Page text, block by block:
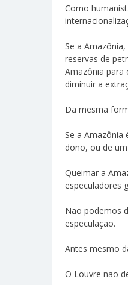
Como
Se a
reservas de
Amazônia para
diminuir a
Da mesma
Se a Amazônia
dono, ou de
Queimar a
especuladores
Não podemos
especulação.
Antes mesmo
O Louvre nao